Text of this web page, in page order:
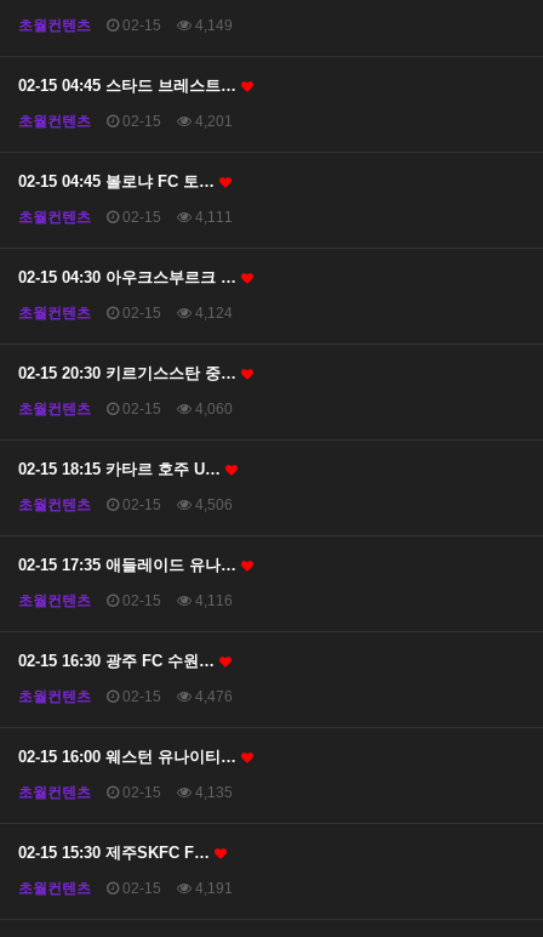
초월컨텐츠 02-15 4,149
02-15 04:45 스타드 브레스트…
초월컨텐츠 02-15 4,201
02-15 04:45 볼로냐 FC 토…
초월컨텐츠 02-15 4,111
02-15 04:30 아우크스부르크 …
초월컨텐츠 02-15 4,124
02-15 20:30 키르기스스탄 중…
초월컨텐츠 02-15 4,060
02-15 18:15 카타르 호주 U…
초월컨텐츠 02-15 4,506
02-15 17:35 애들레이드 유나…
초월컨텐츠 02-15 4,116
02-15 16:30 광주 FC 수원…
초월컨텐츠 02-15 4,476
02-15 16:00 웨스턴 유나이티…
초월컨텐츠 02-15 4,135
02-15 15:30 제주SKFC F…
초월컨텐츠 02-15 4,191